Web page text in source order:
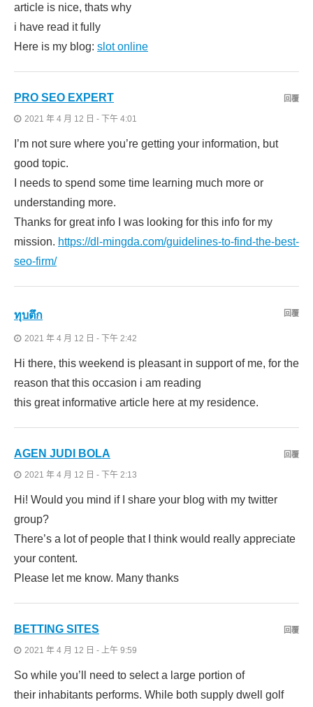
article is nice, thats why
i have read it fully
Here is my blog: slot online
PRO SEO EXPERT
2021 年 4 月 12 日 - 下午 4:01
I’m not sure where you’re getting your information, but
good topic.
I needs to spend some time learning much more or
understanding more.
Thanks for great info I was looking for this info for my
mission. https://dl-mingda.com/guidelines-to-find-the-best-
seo-firm/
回覆
ทุบตึก
2021 年 4 月 12 日 - 下午 2:42
Hi there, this weekend is pleasant in support of me, for the
reason that this occasion i am reading
this great informative article here at my residence.
回覆
AGEN JUDI BOLA
2021 年 4 月 12 日 - 下午 2:13
Hi! Would you mind if I share your blog with my twitter
group?
There’s a lot of people that I think would really appreciate
your content.
Please let me know. Many thanks
回覆
BETTING SITES
2021 年 4 月 12 日 - 上午 9:59
So while you’ll need to select a large portion of
their inhabitants performs. While both supply dwell golf
回覆